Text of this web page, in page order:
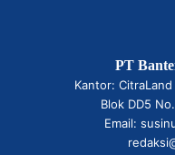
PT
Kantor:
Blok DD5
Email: